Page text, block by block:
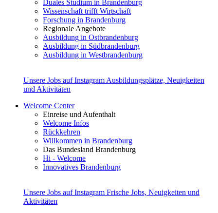
Duales Studium in Brandenburg
Wissenschaft trifft Wirtschaft
Forschung in Brandenburg
Regionale Angebote
Ausbildung in Ostbrandenburg
Ausbildung in Südbrandenburg
Ausbildung in Westbrandenburg
Unsere Jobs auf Instagram Ausbildungsplätze, Neuigkeiten
und Aktivitäten
Welcome Center
Einreise und Aufenthalt
Welcome Infos
Rückkehren
Willkommen in Brandenburg
Das Bundesland Brandenburg
Hi - Welcome
Innovatives Brandenburg
Unsere Jobs auf Instagram Frische Jobs, Neuigkeiten und
Aktivitäten